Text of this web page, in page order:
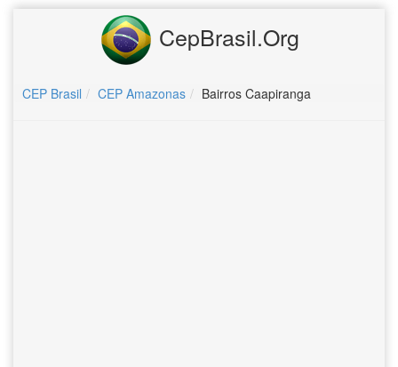
CepBrasil.Org
CEP Brasil CEP Amazonas Bairros Caapiranga